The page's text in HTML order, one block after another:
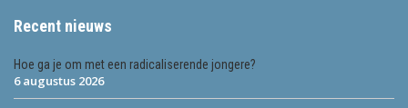
Recent nieuws
Hoe ga je om met een radicaliserende jongere?
6 augustus 2026